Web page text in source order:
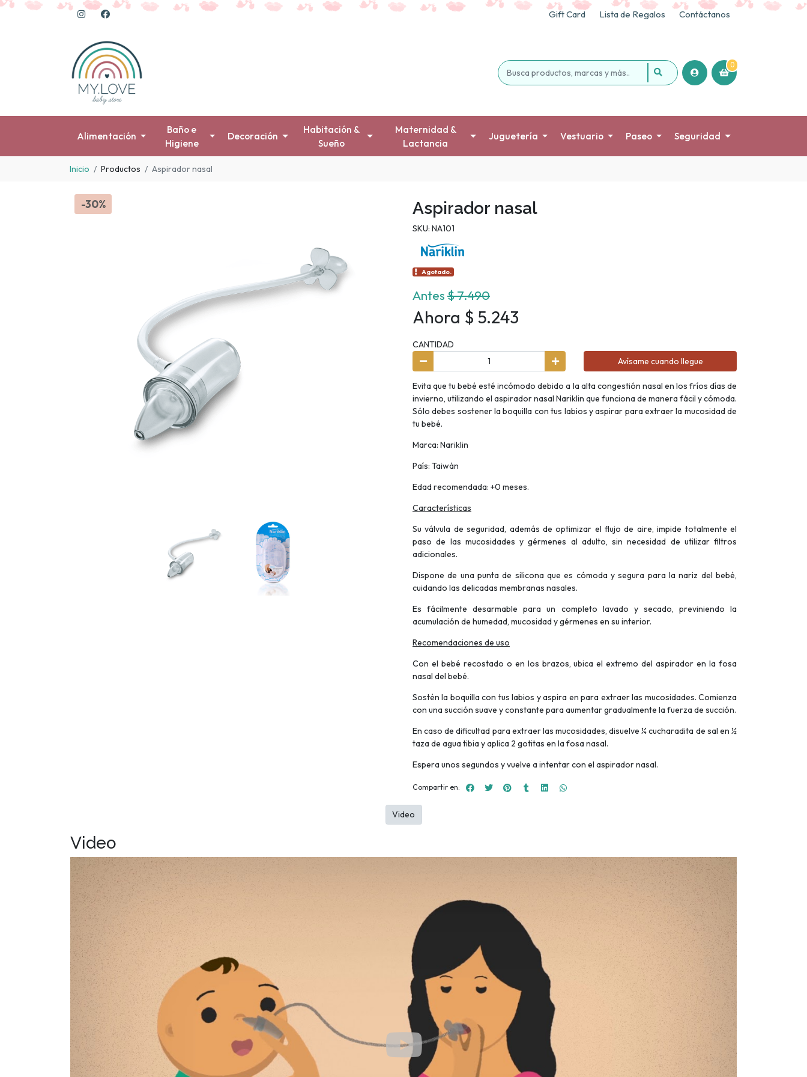
Gift Card Lista de Regalos Contáctanos
0
Alimentación
Baño e
Higiene
Decoración
Habitación &
Sueño
Maternidad &
Lactancia
Juguetería Vestuario Paseo Seguridad
Inicio Productos Aspirador nasal
-30% Aspirador nasal
SKU: NA101
Agotado.
Antes$ 7.490
Ahora $ 5.243
CANTIDAD
Avísame cuando llegue
Evita que tu bebé esté incómodo debido a la alta congestión nasal en los fríos días de
invierno, utilizando el aspirador nasal Nariklin que funciona de manera fácil y cómoda.
Sólo debes sostener la boquilla con tus labios y aspirar para extraer la mucosidad de
tu bebé.
Marca: Nariklin
País: Taiwán
Edad recomendada: +0 meses.
Características
Su válvula de seguridad, además de optimizar el flujo de aire, impide totalmente el
paso de las mucosidades y gérmenes al adulto, sin necesidad de utilizar filtros
adicionales.
Dispone de una punta de silicona que es cómoda y segura para la nariz del bebé,
cuidando las delicadas membranas nasales.
Es fácilmente desarmable para un completo lavado y secado, previniendo la
acumulación de humedad, mucosidad y gérmenes en su interior.
Recomendaciones de uso
Con el bebé recostado o en los brazos, ubica el extremo del aspirador en la fosa
nasal del bebé.
Sostén la boquilla con tus labios y aspira en para extraer las mucosidades. Comienza
con una succión suave y constante para aumentar gradualmente la fuerza de succión.
En caso de dificultad para extraer las mucosidades, disuelve ¼ cucharadita de sal en ½
taza de agua tibia y aplica 2 gotitas en la fosa nasal.
Espera unos segundos y vuelve a intentar con el aspirador nasal.
Compartir en:
Video
Video